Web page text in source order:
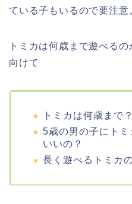
ている子もいるので要注意
トミカは何歳まで遊べる
向けて
トミカは何歳まで？
5歳の男の子にト
いいの？
長く遊べるトミカ